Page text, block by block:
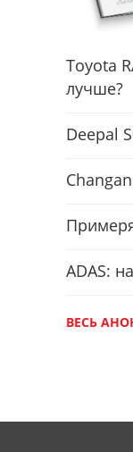
Toyota
лучше?
Deepal
ADAS:
ВЕСЬ